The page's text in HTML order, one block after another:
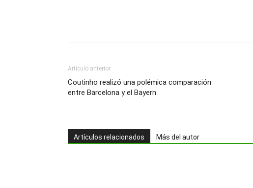
Artículo anterior
Coutinho realizó una polémica comparación
entre Barcelona y el Bayern
Artículos relacionados Más del autor